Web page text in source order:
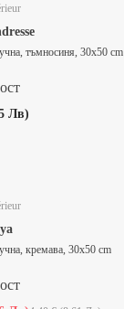
тъмносиня, 30x50 cm
Лв)
кремава, 30x50 cm